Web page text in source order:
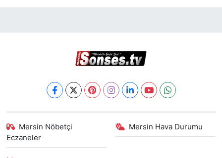
Mersin Nöbetçi
Eczaneler
Mersin Hava Durumu